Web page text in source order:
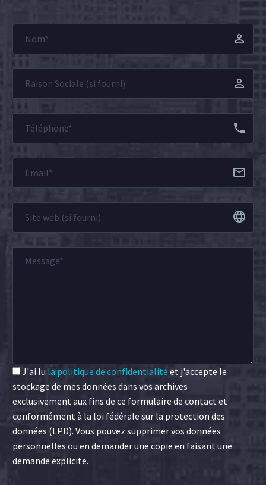
J'ai lu la politique de confidentialité et j'accepte le
stockage de mes données dans vos archives
exclusivement aux fins de ce formulaire de contact et
conformément à la loi fédérale sur la protection des
données (LPD). Vous pouvez supprimer vos données
personnelles ou en demander une copie en faisant une
demande explicite.